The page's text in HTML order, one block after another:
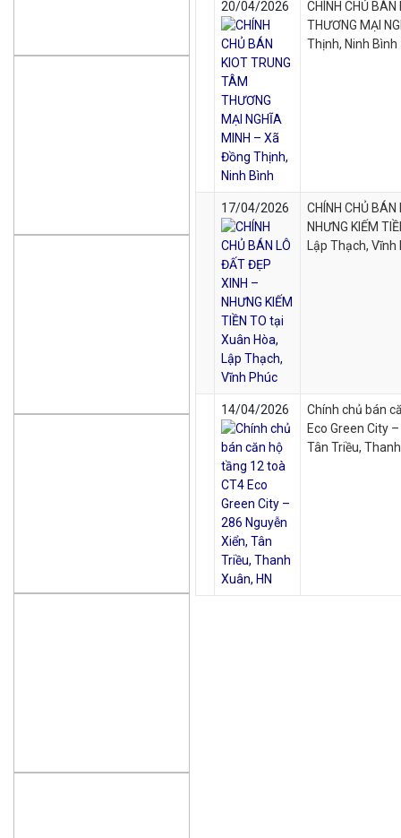
20/04/2026
CHÍNH CHỦ
THƯƠNG MẠI
Thịnh, Ninh Bình
17/04/2026
CHÍNH CHỦ
NHƯNG KIẾM
Lập Thạch, Vĩnh
14/04/2026
Chính chủ bán
Eco Green City
Tân Triều,